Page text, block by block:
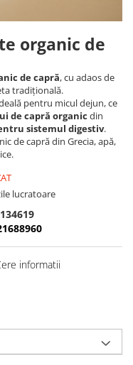
organic de
de capră, cu adaos de
tradițională.
pentru micul dejun, ce
de capră organic din
sistemul digestiv.
de capră din Grecia, apă,
lucratoare
informatii